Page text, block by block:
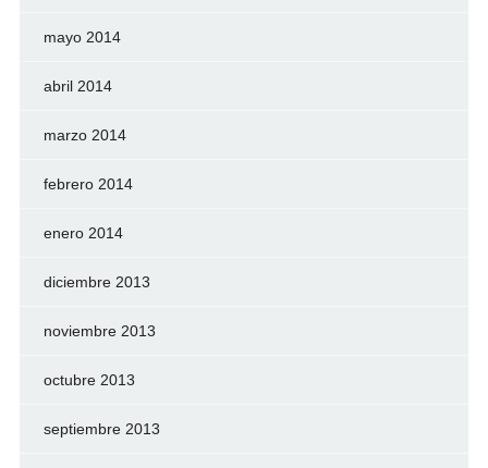
mayo 2014
abril 2014
marzo 2014
febrero 2014
enero 2014
diciembre 2013
noviembre 2013
octubre 2013
septiembre 2013